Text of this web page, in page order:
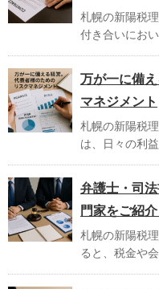
札幌の新陽税
付き合いにおい
万が一に備
マネジメント
札幌の新陽税
は、日々の利
弁護士・司
門家をご紹
札幌の新陽税
ると、税金や